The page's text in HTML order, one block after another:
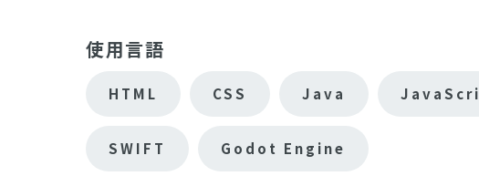
使用言語
HTML CSS Java
SWIFT Godot Engine